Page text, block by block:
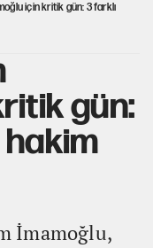
için kritik gün: 3 farklı
gün:
İmamoğlu,